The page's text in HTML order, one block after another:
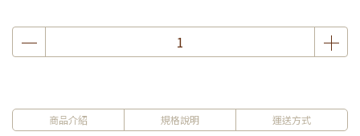
商品介紹 規格說明 運送方式